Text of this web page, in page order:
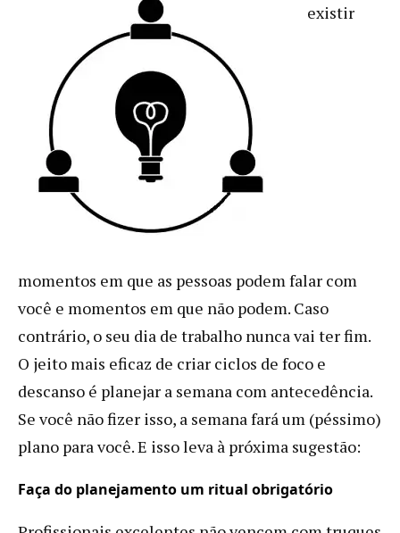
existir
momentos em que as pessoas podem falar com
você e momentos em que não podem. Caso
contrário, o seu dia de trabalho nunca vai ter fim.
O jeito mais eficaz de criar ciclos de foco e
descanso é planejar a semana com antecedência.
Se você não fizer isso, a semana fará um (péssimo)
plano para você. E isso leva à próxima sugestão:
Faça do planejamento um ritual obrigatório